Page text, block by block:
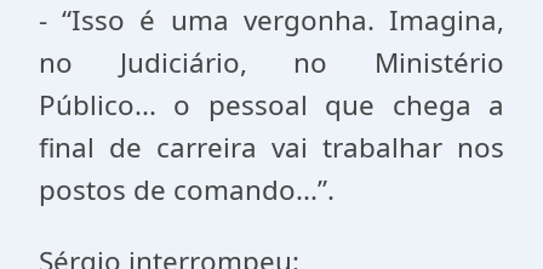
- “Isso é uma vergonha. Imagina,
no Judiciário, no Ministério
Público... o pessoal que chega a
final de carreira vai trabalhar nos
postos de comando...”.
Sérgio interrompeu: